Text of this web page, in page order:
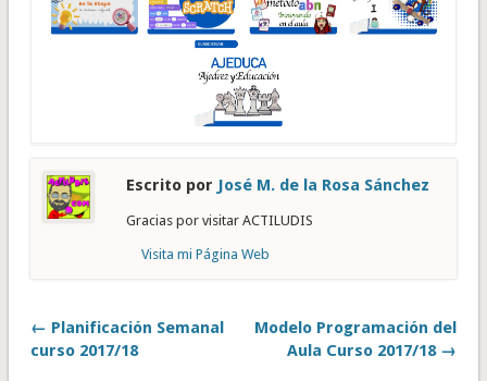
Escrito por José M. de la Rosa Sánchez
Gracias por visitar ACTILUDIS
Visita mi Página Web
← Planificación Semanal
curso 2017/18
Modelo Programación del
Aula Curso 2017/18 →